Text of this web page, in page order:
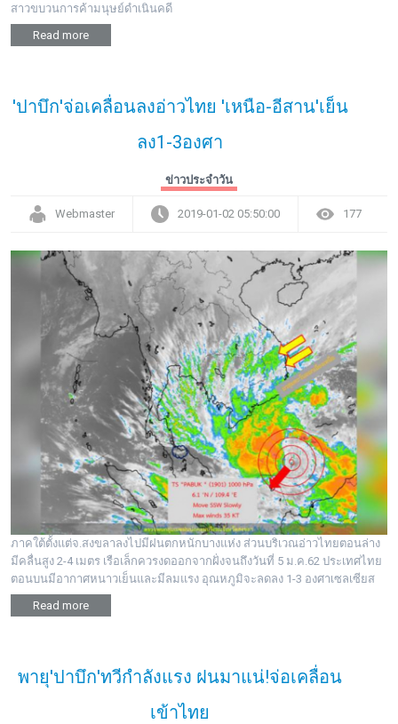
สาวขบวนการค้ามนุษย์ดำเนินคดี
Read more
'ปาบึก'จ่อเคลื่อนลงอ่าวไทย 'เหนือ-อีสาน'เย็น
ลง1-3องศา
ข่าวประจำวัน
Webmaster 2019-01-02 05:50:00 177
ภาคใต้ตั้งแต่จ.สงขลาลงไปมีฝนตกหนักบางแห่ง ส่วนบริเวณอ่าวไทยตอนล่าง
มีคลื่นสูง 2-4 เมตร เรือเล็กควรงดออกจากฝั่งจนถึงวันที่ 5 ม.ค.62 ประเทศไทย
ตอนบนมีอากาศหนาวเย็นและมีลมแรง อุณหภูมิจะลดลง 1-3 องศาเซลเซียส
Read more
พายุ'ปาบึก'ทวีกำลังแรง ฝนมาแน่!จ่อเคลื่อน
เข้าไทย